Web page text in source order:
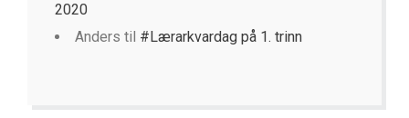
2020
Anders til #Lærarkvardag på 1. trinn